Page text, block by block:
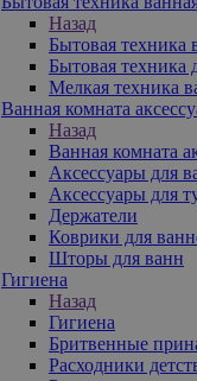
Назад
Бытовая техника
Бытовая техника
Мелкая техника
Ванная комната
Назад
Ванная комната
Аксессуары для
Аксессуары для
Держатели
Коврики для
Шторы для ванн
Гигиена
Назад
Гигиена
Бритвенные
Расходники